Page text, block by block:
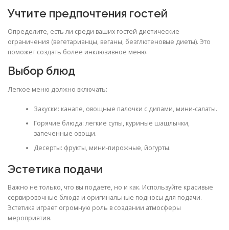
Учтите предпочтения гостей
Определите, есть ли среди ваших гостей диетические
ограничения (вегетарианцы, веганы, безглютеновые диеты). Это
поможет создать более инклюзивное меню.
Выбор блюд
Легкое меню должно включать:
Закуски: канапе, овощные палочки с дипами, мини-салаты.
Горячие блюда: легкие супы, куриные шашлычки,
запеченные овощи.
Десерты: фрукты, мини-пирожные, йогурты.
Эстетика подачи
Важно не только, что вы подаете, но и как. Используйте красивые
сервировочные блюда и оригинальные подносы для подачи.
Эстетика играет огромную роль в создании атмосферы
мероприятия.